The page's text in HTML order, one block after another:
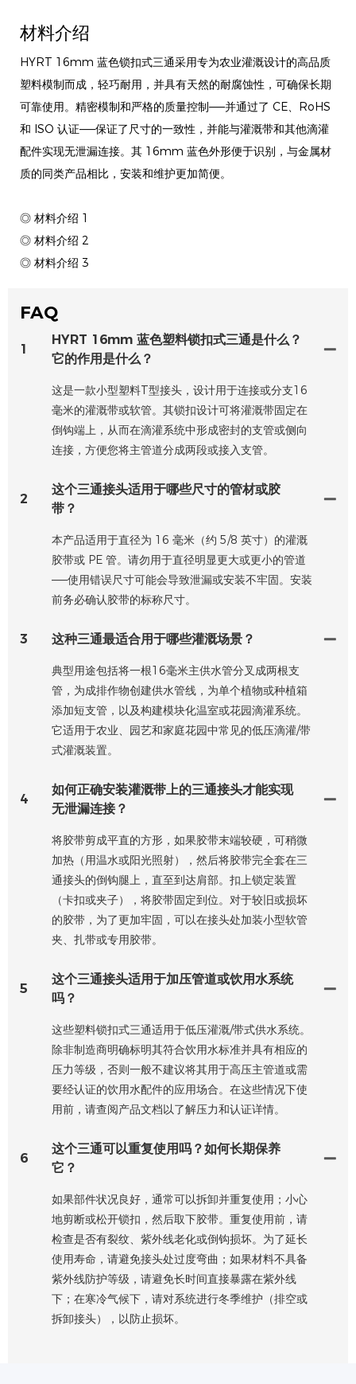
材料介绍
HYRT 16mm 蓝色锁扣式三通采用专为农业灌溉设计的高品质
塑料模制而成，轻巧耐用，并具有天然的耐腐蚀性，可确保长期
可靠使用。精密模制和严格的质量控制——并通过了 CE、RoHS
和 ISO 认证——保证了尺寸的一致性，并能与灌溉带和其他滴灌
配件实现无泄漏连接。其 16mm 蓝色外形便于识别，与金属材
质的同类产品相比，安装和维护更加简便。
◎ 材料介绍 1
◎ 材料介绍 2
◎ 材料介绍 3
FAQ
1
HYRT 16mm 蓝色塑料锁扣式三通是什么？
它的作用是什么？
这是一款小型塑料T型接头，设计用于连接或分支16
毫米的灌溉带或软管。其锁扣设计可将灌溉带固定在
倒钩端上，从而在滴灌系统中形成密封的支管或侧向
连接，方便您将主管道分成两段或接入支管。
2
这个三通接头适用于哪些尺寸的管材或胶
带？
本产品适用于直径为 16 毫米（约 5/8 英寸）的灌溉
胶带或 PE 管。请勿用于直径明显更大或更小的管道
——使用错误尺寸可能会导致泄漏或安装不牢固。安装
前务必确认胶带的标称尺寸。
3 这种三通最适合用于哪些灌溉场景？
典型用途包括将一根16毫米主供水管分叉成两根支
管，为成排作物创建供水管线，为单个植物或种植箱
添加短支管，以及构建模块化温室或花园滴灌系统。
它适用于农业、园艺和家庭花园中常见的低压滴灌/带
式灌溉装置。
4
如何正确安装灌溉带上的三通接头才能实现
无泄漏连接？
将胶带剪成平直的方形，如果胶带末端较硬，可稍微
加热（用温水或阳光照射），然后将胶带完全套在三
通接头的倒钩腿上，直至到达肩部。扣上锁定装置
（卡扣或夹子），将胶带固定到位。对于较旧或损坏
的胶带，为了更加牢固，可以在接头处加装小型软管
夹、扎带或专用胶带。
5
这个三通接头适用于加压管道或饮用水系统
吗？
这些塑料锁扣式三通适用于低压灌溉/带式供水系统。
除非制造商明确标明其符合饮用水标准并具有相应的
压力等级，否则一般不建议将其用于高压主管道或需
要经认证的饮用水配件的应用场合。在这些情况下使
用前，​​请查阅产品文档以了解压力和认证详情。
6
这个三通可以重复使用吗？如何长期保养
它？
如果部件状况良好，通常可以拆卸并重复使用；小心
地剪断或松开锁扣，然后取下胶带。重复使用前，请
检查是否有裂纹、紫外线老化或倒钩损坏。为了延长
使用寿命，请避免接头处过度弯曲；如果材料不具备
紫外线防护等级，请避免长时间直接暴露在紫外线
下；在寒冷气候下，请对系统进行冬季维护（排空或
拆卸接头），以防止损坏。